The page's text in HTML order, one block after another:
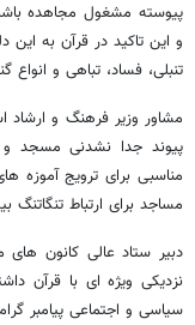
پیوسته مشغول مجاهده
و این تاکید در قرآن به
تنبلی، فساد، تباهی و انواع
مشاور وزیر فرهنگ و ارشاد
پیوند جدا نشدنی مسجد و
مناسبی برای ترویج آموزه
مساجد برای ارتباط
دبیر ستاد عالی کانون
نزدیکی ویژه ای با قرآن
سیاسی و اجتماعی پیامبر